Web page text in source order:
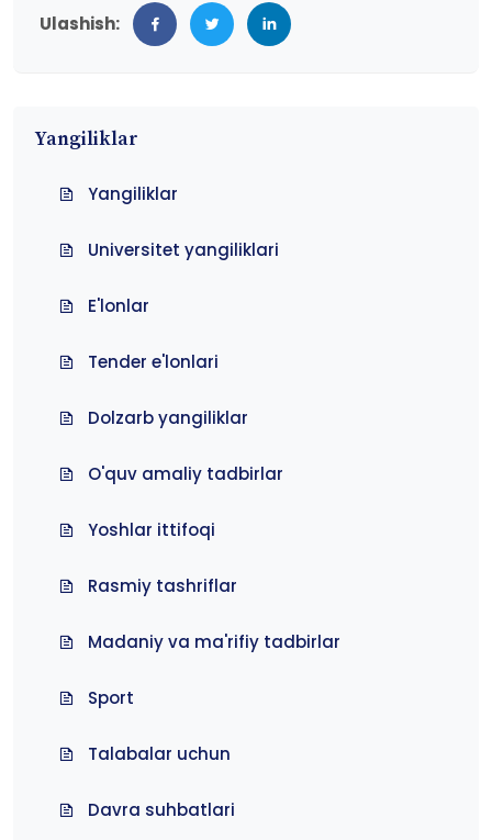
Ulashish:
Yangiliklar
Yangiliklar
Universitet yangiliklari
E'lonlar
Tender e'lonlari
Dolzarb yangiliklar
O'quv amaliy tadbirlar
Yoshlar ittifoqi
Rasmiy tashriflar
Madaniy va ma'rifiy tadbirlar
Sport
Talabalar uchun
Davra suhbatlari